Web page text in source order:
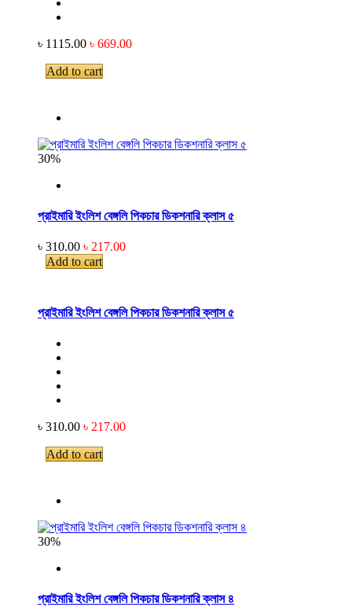
৳ 1115.00 ৳ 669.00
Add to cart
30%
প্রাইমারি ইংলিশ বেঙ্গলি পিকচার ডিকশনারি ক্লাস ৫
৳ 310.00 ৳ 217.00
Add to cart
প্রাইমারি ইংলিশ বেঙ্গলি পিকচার ডিকশনারি ক্লাস ৫
৳ 310.00 ৳ 217.00
Add to cart
30%
প্রাইমারি ইংলিশ বেঙ্গলি পিকচার ডিকশনারি ক্লাস ৪